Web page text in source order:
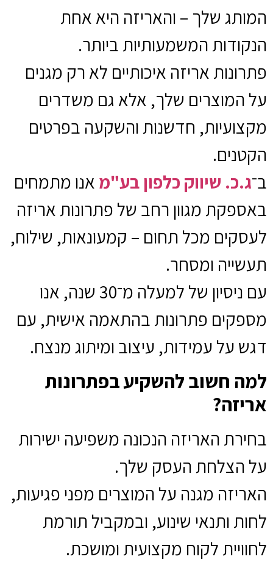
המותג שלך – והאריזה היא אחת
הנקודות המשמעותיות ביותר.
פתרונות אריזה איכותיים לא רק מגנים
על המוצרים שלך, אלא גם משדרים
מקצועיות, חדשנות והשקעה בפרטים
הקטנים.
ב־ג.כ. שיווק כלפון בע"מ אנו מתמחים
באספקת מגוון רחב של פתרונות אריזה
לעסקים מכל תחום – קמעונאות, שילוח,
תעשייה ומסחר.
עם ניסיון של למעלה מ־30 שנה, אנו
מספקים פתרונות בהתאמה אישית, עם
דגש על עמידות, עיצוב ומיתוג מנצח.
למה חשוב להשקיע בפתרונות
אריזה?
בחירת האריזה הנכונה משפיעה ישירות
על הצלחת העסק שלך.
האריזה מגנה על המוצרים מפני פגיעות,
לחות ותנאי שינוע, ובמקביל תורמת
לחוויית לקוח מקצועית ומושכת.